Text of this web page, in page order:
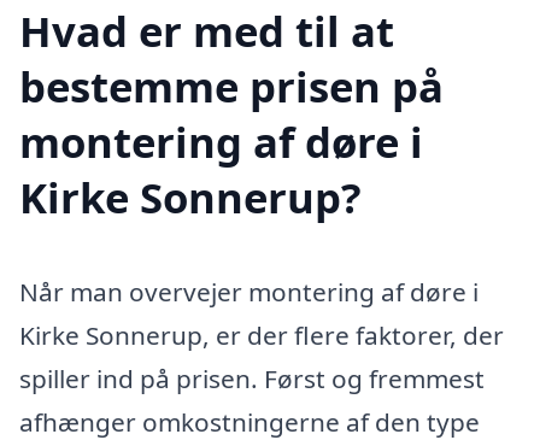
Hvad er med til at
bestemme prisen på
montering af døre i
Kirke Sonnerup?
Når man overvejer montering af døre i
Kirke Sonnerup, er der flere faktorer, der
spiller ind på prisen. Først og fremmest
afhænger omkostningerne af den type